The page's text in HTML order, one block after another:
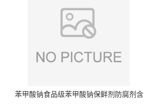
苯甲酸钠食品级苯甲酸钠保鲜剂防腐剂含